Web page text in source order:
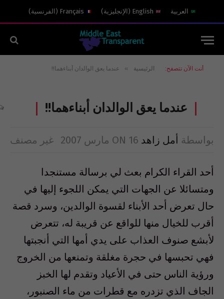
العربية English
( الإنجليزية)
Français
( الفرنسية)
أنت الآن تتصفح: الرئيسية » عندما يعق الوالدان أبناءهما!!
عندما يعق الوالدان أبناءهما!!
بواسطة أمل زاهد ON 16 مارس 2007 غير مصنف
أحد القراء الكرام بعث لي برسالة مستنجدا
ومتسائلا عن الجهات التي يمكن اللجوء إليها في
حال تعرض أحد الأبناء لقسوة الوالدين، وسرد قصة
أقرب للخيال منها للواقع عن قريبة له، تتعرض
لأبشع صنوف العذاب على يدي أمها التي أنجبتها
فهي تحبسها في حجرة مغلقة وتمنعها من الخروج
ورؤية الناس حتى في الأعياد وتقدم لها الخبز
الجاف الذي تزدره مع قطرات من ماء الصنبور،